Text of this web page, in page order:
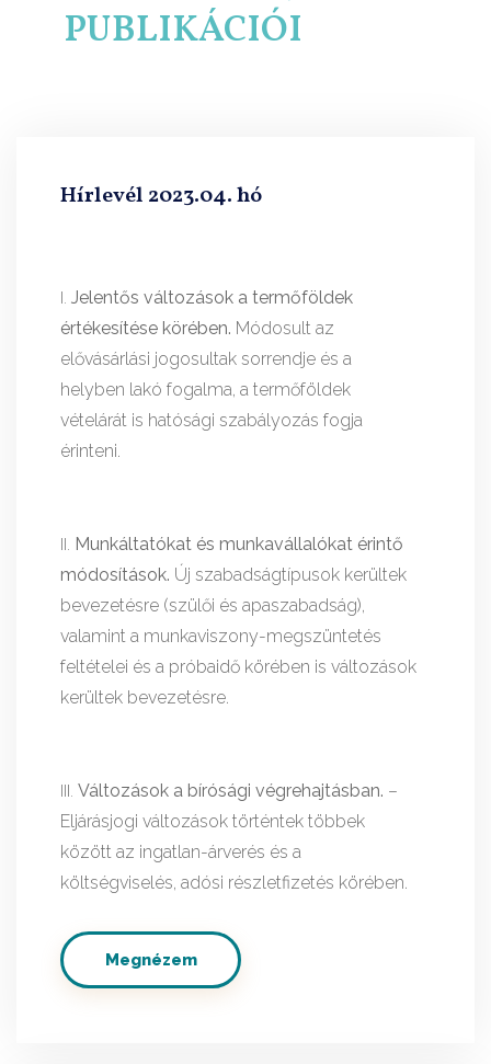
PUBLIKÁCIÓI
Hírlevél 2023.04. hó
Jelentős változások a termőföldek
értékesítése körében. Módosult az
elővásárlási jogosultak sorrendje és a
helyben lakó fogalma, a termőföldek
vételárát is hatósági szabályozás fogja
érinteni.
Munkáltatókat és munkavállalókat érintő
módosítások. Új szabadságtípusok kerültek
bevezetésre (szülői és apaszabadság),
valamint a munkaviszony-megszüntetés
feltételei és a próbaidő körében is változások
kerültek bevezetésre.
Változások a bírósági végrehajtásban. –
Eljárásjogi változások történtek többek
között az ingatlan-árverés és a
költségviselés, adósi részletfizetés körében.
Megnézem